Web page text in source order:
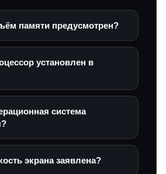
памяти предусмотрен?
установлен в
система
экрана заявлена?